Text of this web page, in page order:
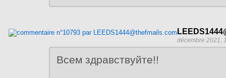
décembre 2021,
Всем здравствуйте!!